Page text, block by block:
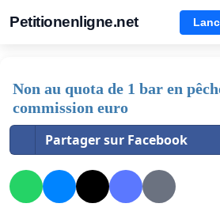
Petitionenligne.net
Non au quota de 1 bar en
commission euro
Partager sur Facebook